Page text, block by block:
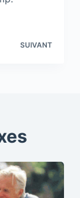
SUIVANT